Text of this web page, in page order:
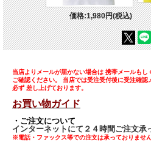
価格:1,980円(税込)
当店よりメールが届かない場合は 携帯メールも
ご確認ください。 当店では受注受付後に受注確
必ず 差し上げております。
お買い物ガイド
・ご注文について
インターネットにて２４時間ご注文承
※電話・ファックス等での注文は承っておりませ